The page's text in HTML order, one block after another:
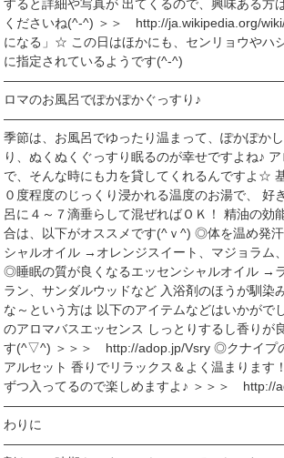
すると詳細や写真が 出てくるので、興味ある方
くださいね(^-^) ＞＞ http://ja.wikipedia.org/
になる」☆ この日はほかにも、センリョウやハ
に指定されているようです(^-^)
ロマのお風呂でぽかぽかぐっすり♪
季節は、お風呂でゆったり温まって、ぽかぽか
り、ぬくぬくぐっすり眠るのが幸せですよね♪
で、そんな時にも力を貸してくれるんですよ☆
０度程度のじっくり浸かれる温度のお湯で、 好
呂に４～７滴垂らして混ぜればＯＫ！ 精油の効
合は、以下がオススメです(^ｖ^) ◎体を温め発
シャルオイル →オレンジスイート、マジョラム
◎睡眠の質が良くなるエッセンシャルオイル →
ラン、サンダルウッドなど 入浴剤のほうが馴染
な～という方は 以下のアイテムなどはいかがで
のアロマバスエッセンス しっとりするし香りが
す(^▽^) ＞＞＞ http://adop.jp/Vsry ◎クナイプ
アルセット 香りでリラックス＆よく温まります
ずつ入ってるので楽しめますよ♪ ＞＞＞ http://
わりに